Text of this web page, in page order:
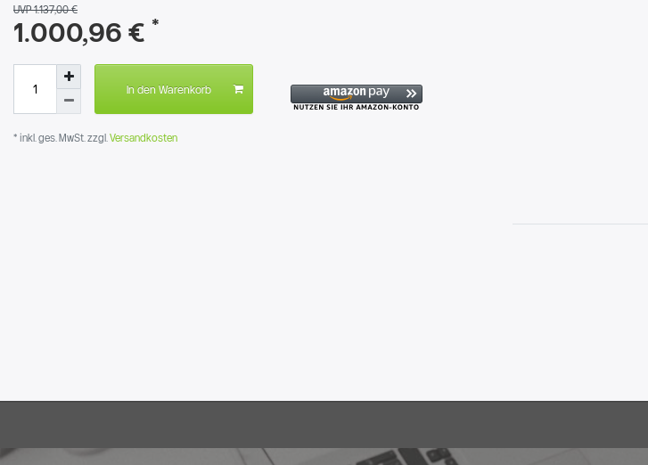
UVP 1.137,00 €
1.000,96 € *
In den Warenkorb
* inkl. ges. MwSt. zzgl. Versandkosten